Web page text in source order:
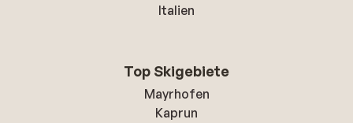
Italien
Top Skigebiete
Mayrhofen
Kaprun